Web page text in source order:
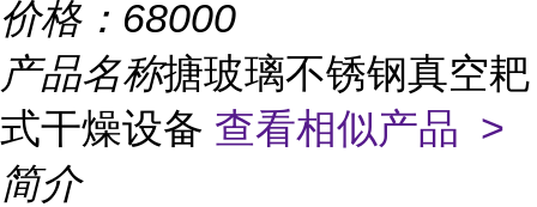
价格： 68000
产品名称搪玻璃不锈钢真空耙
式干燥设备 查看相似产品 >
简介